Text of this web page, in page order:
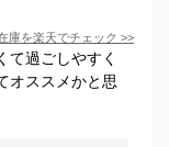
庫を楽天でチェック >>
て過ごしやすく
オススメかと思